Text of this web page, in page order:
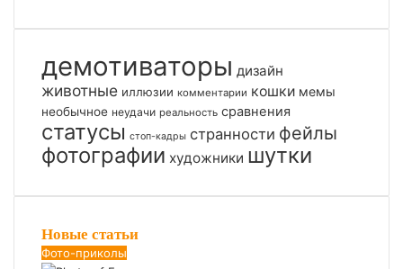
о
демотиваторы дизайн
животные иллюзии комментарии кошки мемы
необычное неудачи реальность сравнения
статусы стоп-кадры странности фейлы
фотографии художники шутки
Новые статьи
Фото-приколы